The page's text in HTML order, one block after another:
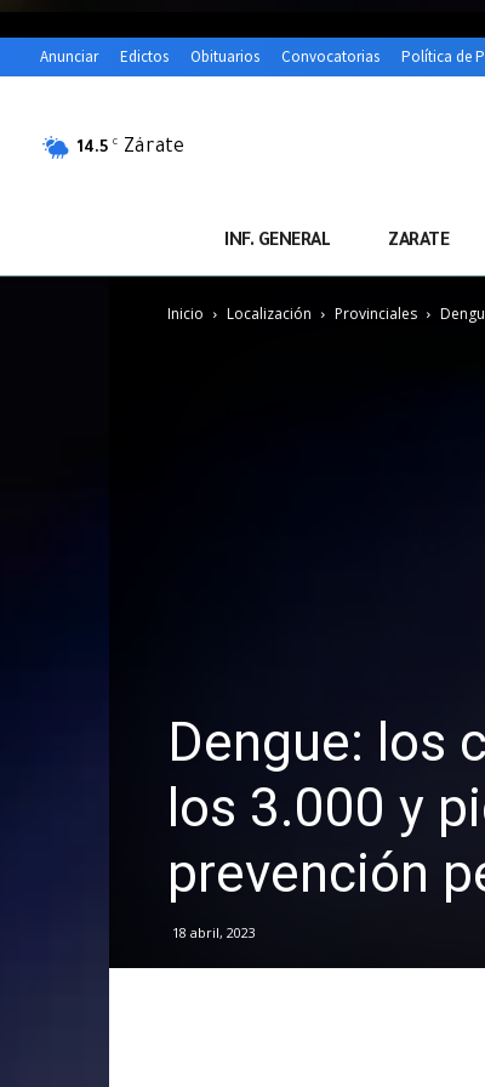
Anunciar Edictos Obituarios Convocatorias Política de
14.5 C Zárate
INF. GENERAL ZARATE
Inicio Localización Provinciales
Dengue: los
los 3.000 y
prevención
18 abril, 2023